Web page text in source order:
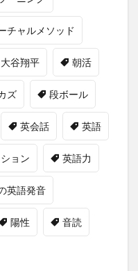
チャルメソッド
大谷翔平 朝活
ズ 段ボール
英会話 英語
ョン 英語力
英語発音
陽性 音読